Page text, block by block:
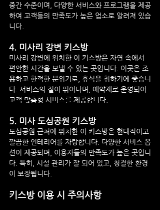
중간 수준이며, 다양한 서비스와 프로그램을 제공
하여 고객들의 만족도가 높은 업소로 알려져 있습
니다.
4. 미사리 강변 키스방
미사리 강변에 위치한 이 키스방은 자연 속에서
편안한 시간을 보낼 수 있는 곳입니다. 이곳은 조
용하고 한적한 분위기로, 휴식을 취하기에 좋습니
다. 서비스의 질이 뛰어나며, 예약제로 운영되어
고객 맞춤형 서비스를 제공합니다.
5. 미사 도심공원 키스방
도심공원 근처에 위치한 이 키스방은 현대적이고
깔끔한 인테리어를 자랑합니다. 다양한 서비스 옵
션이 제공되며, 이용자들의 만족도가 높은 곳입니
다. 특히, 시설 관리가 잘 되어 있고, 청결한 환경
이 보장됩니다.
키스방 이용 시 주의사항